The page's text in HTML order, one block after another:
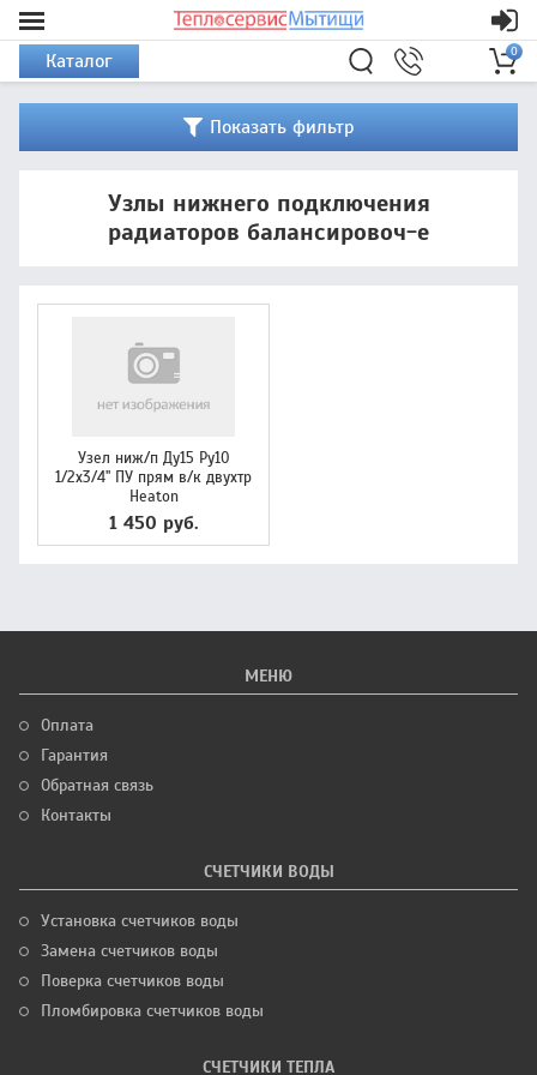
Каталог 0
Показать фильтр
Узлы нижнего подключения
радиаторов балансировоч-е
Узел ниж/п Ду15 Ру10
1/2x3/4" ПУ прям в/к двухтр
Heaton
1 450 руб.
МЕНЮ
Оплата
Гарантия
Обратная связь
Контакты
СЧЕТЧИКИ ВОДЫ
Установка счетчиков воды
Замена счетчиков воды
Поверка счетчиков воды
Пломбировка счетчиков воды
СЧЕТЧИКИ ТЕПЛА